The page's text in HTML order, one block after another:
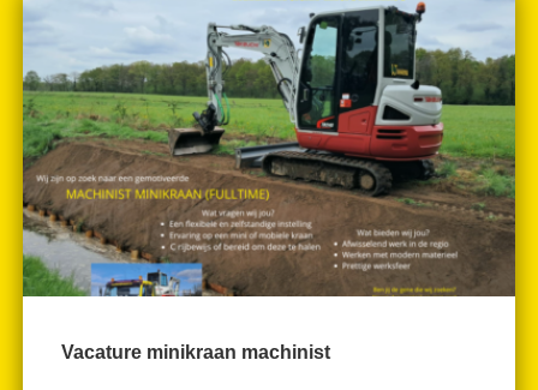
Vacature minikraan machinist